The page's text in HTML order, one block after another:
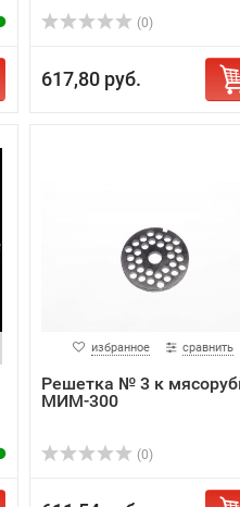
(0)
617,80 руб.
избранное сравнить
Решетка № 3 к
МИМ-300
(0)